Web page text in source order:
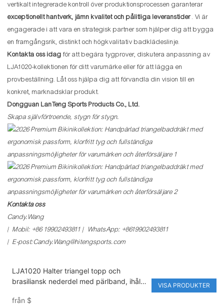
vertikalt integrerade kontroll över produktionsprocessen garanterar
exceptionellt hantverk, jämn kvalitet och pålitliga leveranstider. Vi är
engagerade i att vara en strategisk partner som hjälper dig att bygga
en framgångsrik, distinkt och högkvalitativ badklädeslinje.
Kontakta oss idag för att begära tygprover, diskutera anpassning av
LJA1020-kollektionen för ditt varumärke eller för att lägga en
provbeställning. Låt oss hjälpa dig att förvandla din vision till en
konkret, marknadsklar produkt.
Dongguan LanTeng Sports Products Co., Ltd.
Skapa självförtroende, stygn för stygn.
Kontakta oss
Candy.Wang
| Mobil: +86 19902493811 | WhatsApp: +8619902493811
| E-post:Candy.Wang@hitengsports.com
LJA1020 Halter triangel topp och
brasiliansk nederdel med pärlband, ihålig
för strandbikiniset
från $
VISA PRODUKTER